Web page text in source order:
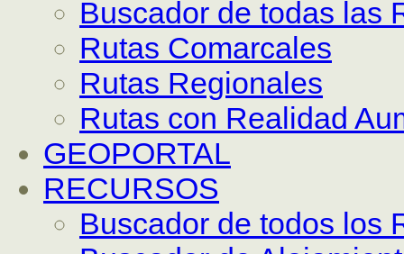
Buscador de todas las
Rutas Comarcales
Rutas Regionales
Rutas con Realidad
GEOPORTAL
RECURSOS
Buscador de todos los